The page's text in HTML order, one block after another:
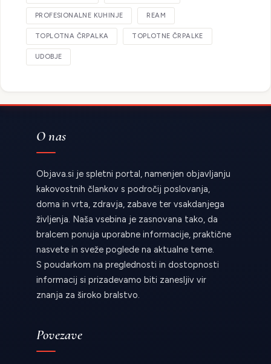
PROFESIONALNE KUHINJE REAM
TOPLOTNA ČRPALKA TOPLOTNE ČRPALKE
UDOBJE
O nas
Objava.si je spletni portal, namenjen objavljanju
kakovostnih člankov s področij poslovanja,
doma in vrta, zdravja, zabave ter vsakdanjega
življenja. Naša vsebina je zasnovana tako, da
bralcem ponuja uporabne informacije, praktične
nasvete in sveže poglede na aktualne teme.
S poudarkom na preglednosti in dostopnosti
informacij si prizadevamo biti zanesljiv vir
znanja za široko bralstvo.
Povezave